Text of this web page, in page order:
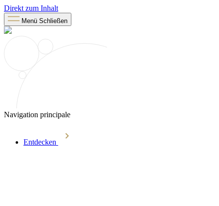
Direkt zum Inhalt
Menü Schließen
Navigation principale
Entdecken